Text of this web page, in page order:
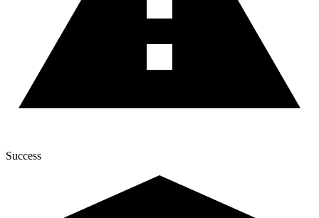
Success